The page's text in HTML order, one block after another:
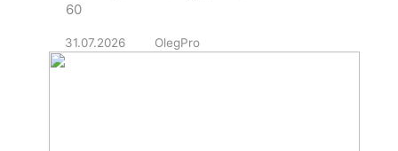
60
31.07.2026 OlegPro